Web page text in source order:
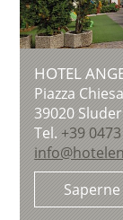
HOTEL
Piazza
39020
Tel. +39